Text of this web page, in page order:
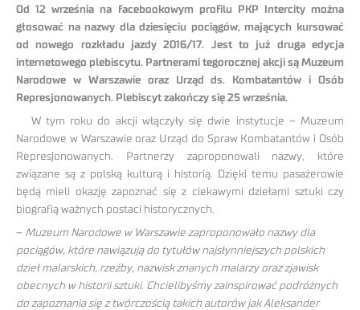
Od 12 września na facebookowym profilu PKP Intercity można
głosować na nazwy dla dziesięciu pociągów, mających kursować
od nowego rozkładu jazdy 2016/17. Jest to już druga edycja
internetowego plebiscytu. Partnerami tegorocznej akcji są Muzeum
Narodowe w Warszawie oraz Urząd ds. Kombatantów i Osób
Represjonowanych. Plebiscyt zakończy się 25 września.
W tym roku do akcji włączyły się dwie instytucje – Muzeum
Narodowe w Warszawie oraz Urząd do Spraw Kombatantów i Osób
Represjonowanych. Partnerzy zaproponowali nazwy, które
związane są z polską kulturą i historią. Dzięki temu pasażerowie
będą mieli okazję zapoznać się z ciekawymi dziełami sztuki czy
biografią ważnych postaci historycznych.
– Muzeum Narodowe w Warszawie zaproponowało nazwy dla
pociągów, które nawiązują do tytułów najsłynniejszych polskich
dzieł malarskich, rzeźby, nazwisk znanych malarzy oraz zjawisk
obecnych w historii sztuki. Chcielibyśmy zainspirować podróżnych
do zapoznania się z twórczością takich autorów jak Aleksander